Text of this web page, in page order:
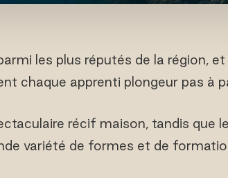
les plus réputés de la région,
chaque apprenti plongeur pas à
récif maison, tandis que
variété de formes et de